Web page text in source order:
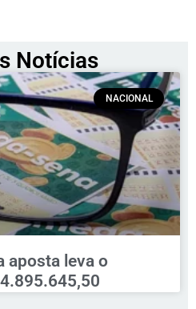
Notícias
NACIONAL
aposta leva o